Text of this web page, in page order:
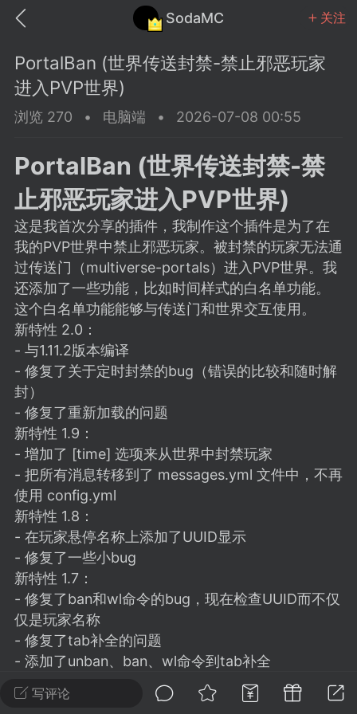
SodaMC 关注
中文社区 SodaMC
教程 材质 社区
潮涌核心
永久赞助者
11-27 02:06
电脑端
议贴】SodaMC 的改进与建议 🧃
社区的建议&反馈板块，欢迎每
在这里畅所欲言，提出你对 社区功能、
、管理方式等方面 的任何想法！...
11
潮涌核心
永久赞助者
24 23:37
电脑端
主页反馈贴
反馈你遇到的问题 以及 你期望的功能等
不方便可尝试通过邮箱与作者进行反馈
写评论
PortalBan (世界传送封禁-禁止邪恶玩家
进入PVP世界)
浏览 270 • 电脑端 • 2026-07-08 00:55
PortalBan (世界传送封禁-禁
止邪恶玩家进入PVP世界)
这是我首次分享的插件，我制作这个插件是为了在
我的PVP世界中禁止邪恶玩家。被封禁的玩家无法通
过传送门（multiverse-portals）进入PVP世界。我
还添加了一些功能，比如时间样式的白名单功能。
这个白名单功能能够与传送门和世界交互使用。
新特性 2.0：
- 与1.11.2版本编译
- 修复了关于定时封禁的bug（错误的比较和随时解
封）
- 修复了重新加载的问题
新特性 1.9：
- 增加了 [time] 选项来从世界中封禁玩家
- 把所有消息转移到了 messages.yml 文件中，不再
使用 config.yml
新特性 1.8：
- 在玩家悬停名称上添加了UUID显示
- 修复了一些小bug
新特性 1.7：
- 修复了ban和wl命令的bug，现在检查UUID而不仅
仅是玩家名称
- 修复了tab补全的问题
- 添加了unban、ban、wl命令到tab补全
- 与Spigot API 1.8.8编译